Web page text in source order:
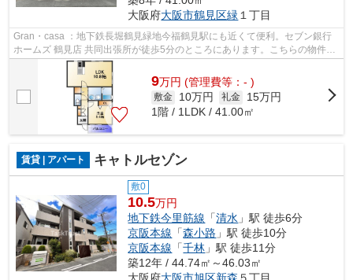
大阪府大阪市鶴見区緑 １丁目
Gran・casa ：地下鉄長堀鶴見緑地今福鶴見駅にも近くて便利。セブン銀行
ホームズ 鶴見店 共同出張所が徒歩5分のところにあります。こちらの物件か
ら400mのところに駐車場があります。...
9万円 (管理費等：- )
敷金 10万円 礼金
15万円
1階 / 1LDK / 41.00㎡
賃貸 | アパート キャトルセゾン
敷0
10.5万円
地下鉄今里筋線 「清水 」駅 徒歩6分
京阪本線 「森小路 」駅 徒歩10分
京阪本線 「千林 」駅 徒歩11分
築12年 / 44.74㎡～46.03㎡